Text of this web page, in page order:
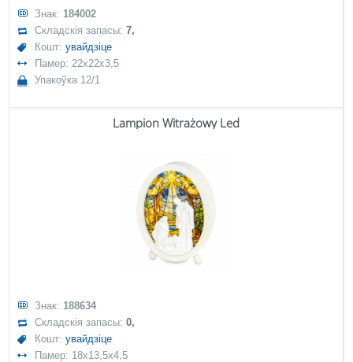
Знак: 184002
Складскія запасы:7,
Кошт:увайдзіце
Памер: 22x22x3,5
Упакоўка 12/1
Lampion Witrażowy Led
Знак: 188634
Складскія запасы:0,
Кошт:увайдзіце
Памер: 18x13,5x4,5